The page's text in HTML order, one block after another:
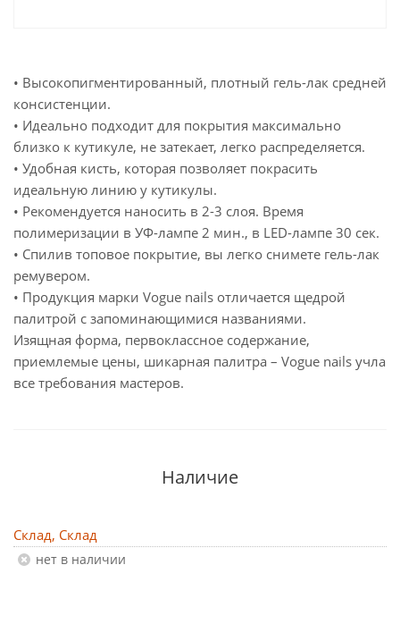
• Высокопигментированный, плотный гель-лак средней
консистенции.
• Идеально подходит для покрытия максимально
близко к кутикуле, не затекает, легко распределяется.
• Удобная кисть, которая позволяет покрасить
идеальную линию у кутикулы.
• Рекомендуется наносить в 2-3 слоя. Время
полимеризации в УФ-лампе 2 мин., в LED-лампе 30 сек.
• Спилив топовое покрытие, вы легко снимете гель-лак
ремувером.
• Продукция марки Vogue nails отличается щедрой
палитрой с запоминающимися названиями.
Изящная форма, первоклассное содержание,
приемлемые цены, шикарная палитра – Vogue nails учла
все требования мастеров.
Наличие
Склад, Склад
Нет в наличии